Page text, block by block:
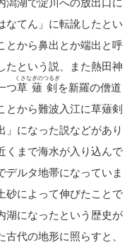
潟湖で淀川への放出口に
なてん」に転訛したとい
とから鼻出とか端出と呼
たという説、また熱田神
つ草薙剣
くさなぎのつるぎ
を新羅の僧道
とから難波入江に草薙剣
」になった説などがあり
くまで海水が入り込んで
デルタ地帯になっていま
砂によって伸びたことで
湖になったという歴史が
代の地形に照らすと、